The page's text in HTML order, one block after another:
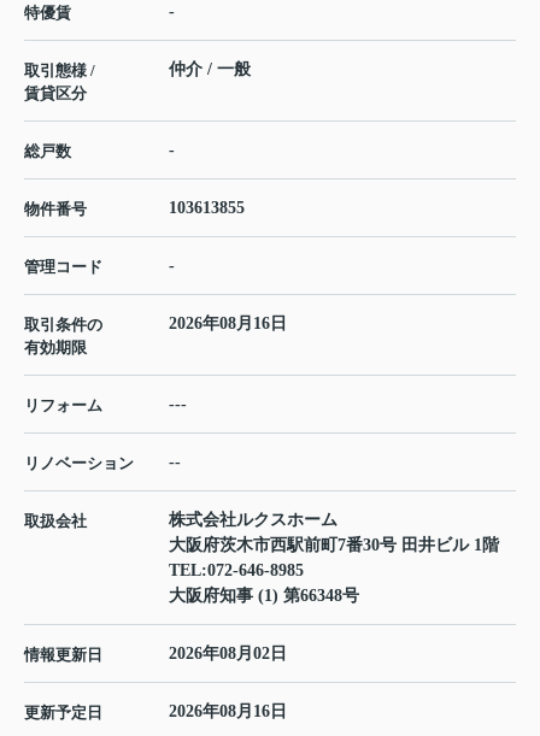
特優賃 -
取引態様 /
賃貸区分
仲介 / 一般
総戸数 -
物件番号 103613855
管理コード -
取引条件の
有効期限
2026年08月16日
リフォーム ---
リノベーション --
取扱会社
株式会社ルクスホーム
大阪府茨木市西駅前町7番30号 田井ビル 1階
TEL:072-646-8985
大阪府知事 (1) 第66348号
情報更新日 2026年08月02日
更新予定日 2026年08月16日